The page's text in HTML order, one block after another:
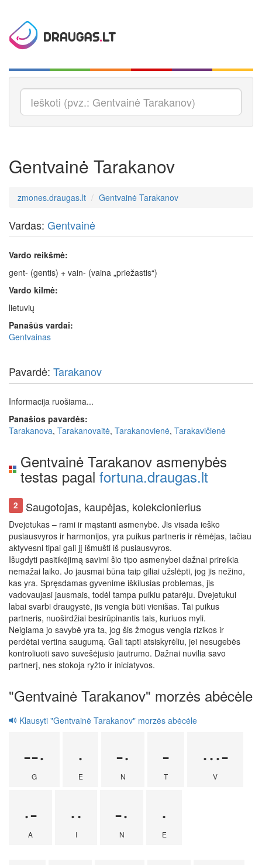
Gentvainė Tarakanov
zmones.draugas.lt Gentvainė Tarakanov
Vardas: Gentvainė
Vardo reikšmė:
gent- (gentis) + vain- (vaina „priežastis“)
Vardo kilmė:
lietuvių
Panašūs vardai:
Gentvainas
Pavardė: Tarakanov
Informacija ruošiama...
Panašios pavardės:
Tarakanova, Tarakanovaitė, Tarakanovienė, Tarakavičienė
Gentvainė Tarakanov asmenybės
testas pagal fortuna.draugas.lt
2 Saugotojas, kaupėjas, kolekcionierius
Dvejetukas – rami ir mąstanti asmenybė. Jis visada ieško
pusiausvyros ir harmonijos, yra puikus partneris ir rėmėjas, tačiau
aktyvesni tipai gali jį išmušti iš pusiausvyros.
Išugdyti pasitikėjimą savimi šio tipo asmenybei dažnai prireikia
nemažai laiko. Jo jausmai būna taip giliai užslėpti, jog jis nežino,
kas yra. Spręsdamas gyvenime iškilusias problemas, jis
vadovaujasi jausmais, todėl tampa puikiu patarėju. Dvejetukui
labai svarbi draugystė, jis vengia būti vienišas. Tai puikus
partneris, nuoširdžiai besirūpinantis tais, kuriuos myli.
Neigiama jo savybė yra ta, jog šis žmogus vengia rizikos ir
perdėtai vertina saugumą. Gali tapti atsiskyrėliu, jei nesugebės
kontroliuoti savo suvešėjusio jautrumo. Dažnai nuvilia savo
partnerį, nes stokoja ryžto ir iniciatyvos.
"Gentvainė Tarakanov" morzės abėcėle
Klausyti "Gentvainė Tarakanov" morzės abėcėle
--·
G
·
E
-·
N
-
T
···-
V
·-
A
··
I
-·
N
·
E